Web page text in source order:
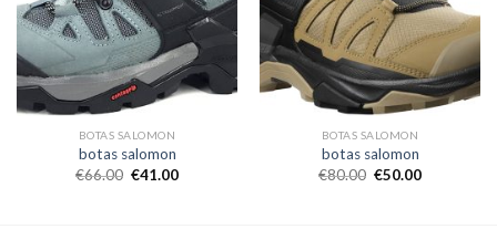
BOTAS SALOMON
botas salomon
€66.00 €41.00
BOTAS SALOMON
botas salomon
€80.00 €50.00